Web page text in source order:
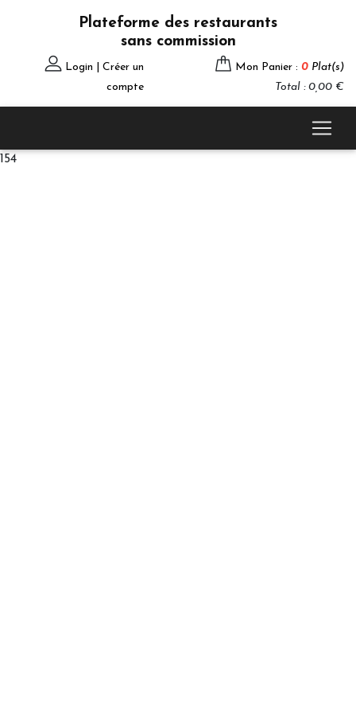
Plateforme des restaurants
sans commission
Login | Créer un
compte
Mon Panier : 0 Plat(s)
Total : 0,00 €
154